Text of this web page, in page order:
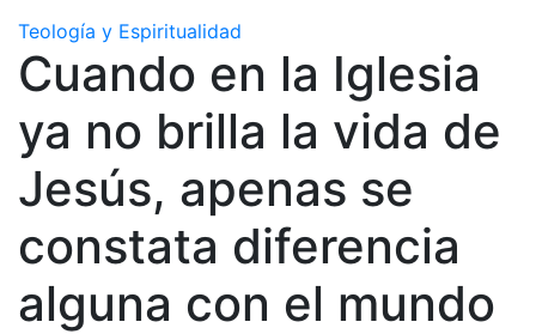
Teología y Espiritualidad
Cuando en la Iglesia
ya no brilla la vida de
Jesús, apenas se
constata diferencia
alguna con el mundo